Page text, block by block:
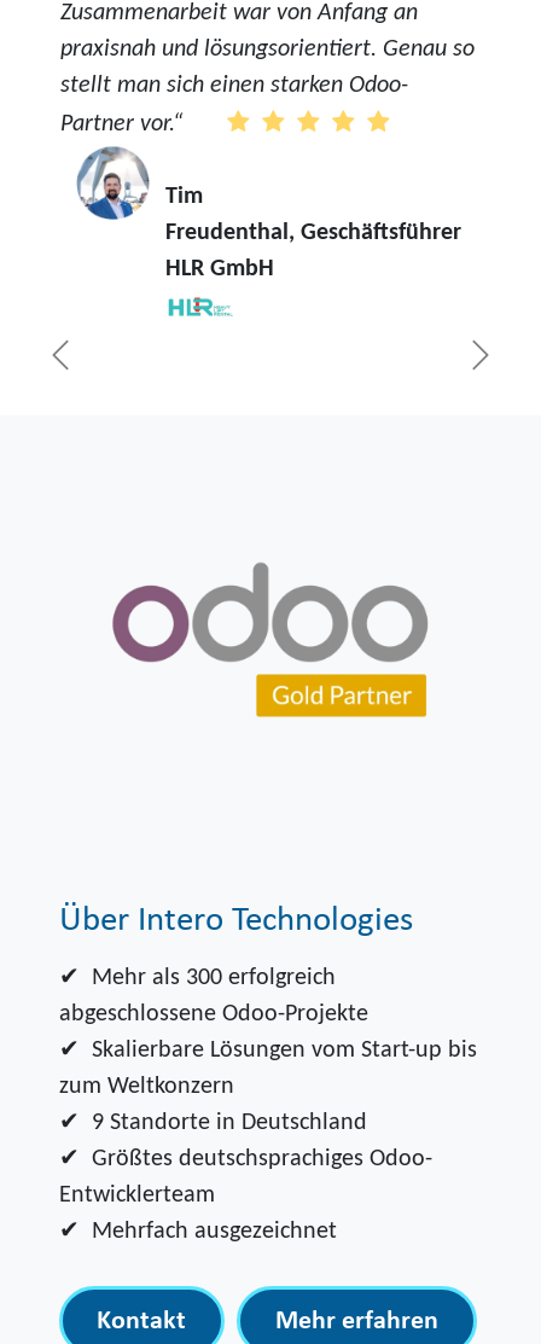
Zusammenarbeit war von Anfang an
praxisnah und lösungsorientiert. Genau so
stellt man sich einen starken Odoo-
Partner vor.“
Tim
Freudenthal, Geschäftsführer
HLR GmbH
Zurück
Über Intero Technologies
✔ Mehr als 300 erfolgreich
abgeschlossene Odoo-Projekte
✔ Skalierbare Lösungen vom Start-up bis
zum Weltkonzern
✔ 9 Standorte in Deutschland
✔ Größtes deutschsprachiges Odoo-
Entwicklerteam
✔ Mehrfach ausgezeichnet
Kontakt ​​​​​​ Mehr erfahren